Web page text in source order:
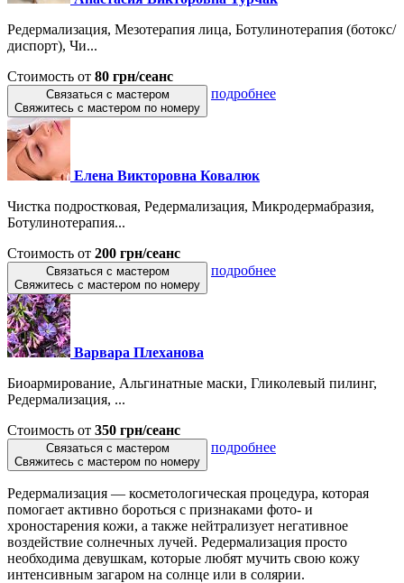
Редермализация, Мезотерапия лица, Ботулинотерапия (ботокс/
диспорт), Чи...
Стоимость от 80 грн/сеанс
Связаться с мастером
Свяжитесь с мастером по номеру
подробнее
Елена Викторовна Ковалюк
Чистка подростковая, Редермализация, Микродермабразия,
Ботулинотерапия...
Стоимость от 200 грн/сеанс
Связаться с мастером
Свяжитесь с мастером по номеру
подробнее
Варвара Плеханова
Биоармирование, Альгинатные маски, Гликолевый пилинг,
Редермализация, ...
Стоимость от 350 грн/сеанс
Связаться с мастером
Свяжитесь с мастером по номеру
подробнее
Редермализация — косметологическая процедура, которая
помогает активно бороться с признаками фото- и
хроностарения кожи, а также нейтрализует негативное
воздействие солнечных лучей. Редермализация просто
необходима девушкам, которые любят мучить свою кожу
интенсивным загаром на солнце или в солярии.